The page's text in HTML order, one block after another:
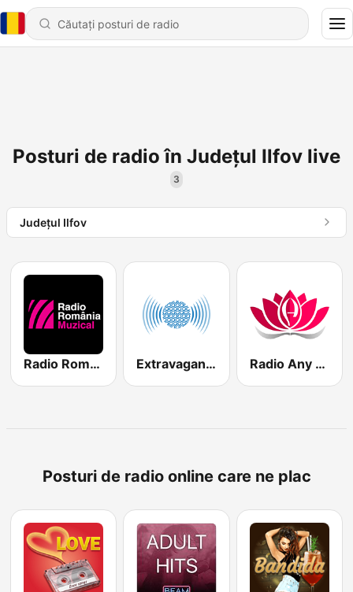
Posturi de radio în Județul Ilfov live
3
Județul Ilfov
Radio România Muzical Extravaganza Radio Radio Any Beauty Style
Posturi de radio online care ne plac